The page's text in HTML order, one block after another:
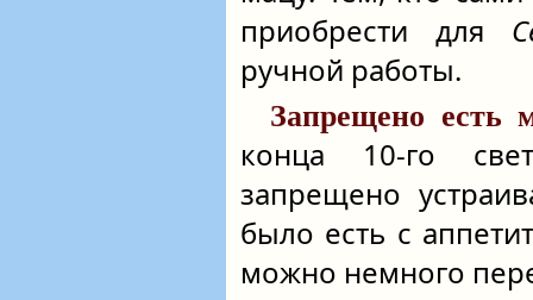
приобрести для
ручной работы.
Запрещено есть
конца 10‑го
запрещено
было есть с
можно немного